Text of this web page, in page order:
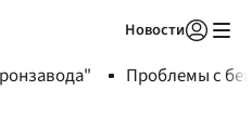
Новости
Проблемы с